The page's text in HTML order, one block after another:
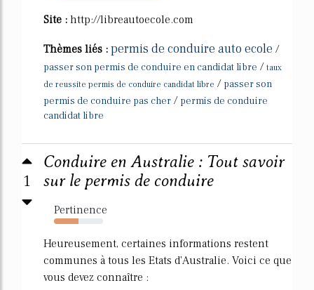
Site : http://libreautoecole.com
Thèmes liés : permis de conduire auto ecole /
passer son permis de conduire en candidat libre / taux
de reussite permis de conduire candidat libre / passer son
permis de conduire pas cher / permis de conduire
candidat libre
1
Conduire en Australie : Tout savoir
sur le permis de conduire
Pertinence
50%
Heureusement, certaines informations restent
communes à tous les Etats d'Australie. Voici ce que
vous devez connaître :